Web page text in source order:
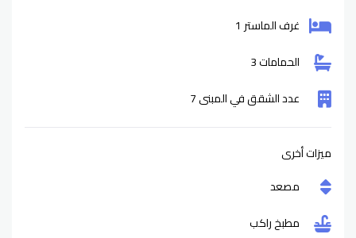
غرف الماستر 1
الحمامات 3
عدد الشقق في المبنى 7
ميزات أخرى
مصعد
مطبخ راكب